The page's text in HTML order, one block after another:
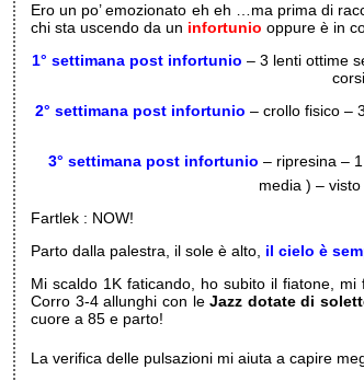
Ero un po’ emozionato eh eh …ma prima di
chi sta uscendo da un infortunio oppure è in
1° settimana post infortunio – 3 lenti ottime
2° settimana post infortunio – crollo fisico –
3° settimana post infortunio – ripresina –
media ) –
Fartlek : NOW!
Parto dalla palestra, il sole è alto, il cielo è
Mi scaldo 1K faticando, ho subito il fiatone,
Corro 3-4 allunghi con leJazz dotate di
cuore a 85 e parto!
La verifica delle pulsazioni mi aiuta a capire